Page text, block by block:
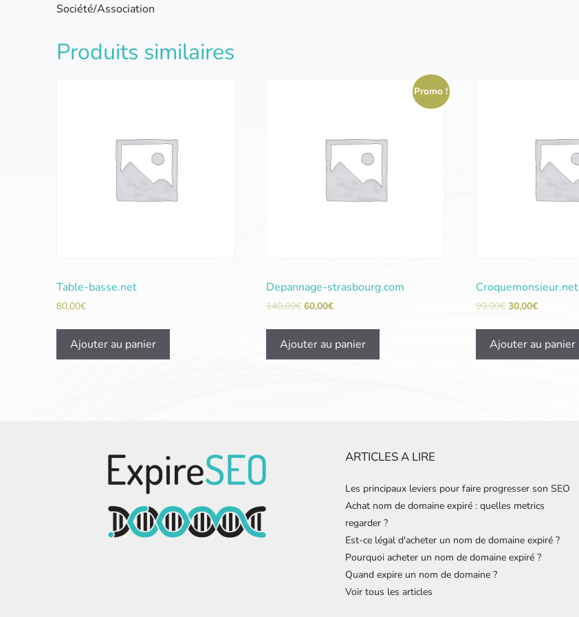
Société/Association
Produits similaires
Table-basse.net
80,00€
Ajouter au panier
Promo !
Depannage-strasbourg.com
140,00€ 60,00€
Ajouter au panier
Croquemonsieur.net
99,00€ 30,00€
Ajouter au panier
ARTICLES A LIRE
Les principaux leviers pour faire progresser son SEO
Achat nom de domaine expiré : quelles metrics
regarder ?
Est-ce légal d'acheter un nom de domaine expiré ?
Pourquoi acheter un nom de domaine expiré ?
Quand expire un nom de domaine ?
Voir tous les articles